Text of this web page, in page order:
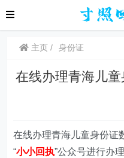
主页 身份证
在线办理青海儿
在线办理青海儿童身份证
“小小回执”公众号进行办